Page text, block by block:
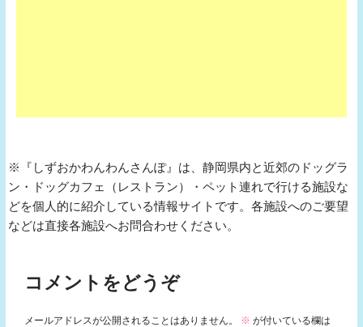
※『しずおかわんわんさんぽ』は、静岡県内と近郊のドッグラ
ン・ドッグカフェ（レストラン）・ペット連れで行ける施設な
どを個人的に紹介している情報サイトです。各施設へのご要望
などは直接各施設へお問合わせください。
コメントをどうぞ
メールアドレスが公開されることはありません。 ※ が付いている欄は